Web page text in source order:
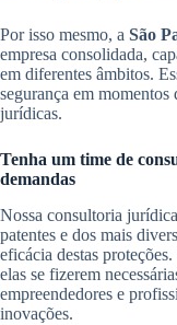
Por isso mesmo, a São
empresa consolidada,
em diferentes âmbitos.
segurança em
jurídicas.
Tenha um time de
demandas
Nossa consultoria
patentes e dos mais
eficácia destas
elas se fizerem
empreendedores e
inovações.